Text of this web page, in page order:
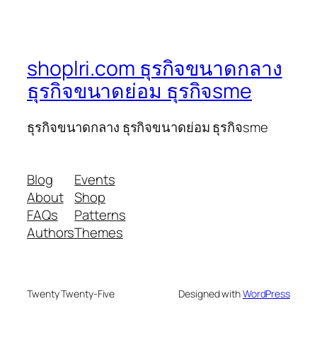
shoplri.com ธุรกิจขนาดกลาง
ธุรกิจขนาดย่อม ธุรกิจsme
ธุรกิจขนาดกลาง ธุรกิจขนาดย่อม ธุรกิจsme
Blog
About
FAQs
Authors
Events
Shop
Patterns
Themes
Twenty Twenty-Five Designed withWordPress